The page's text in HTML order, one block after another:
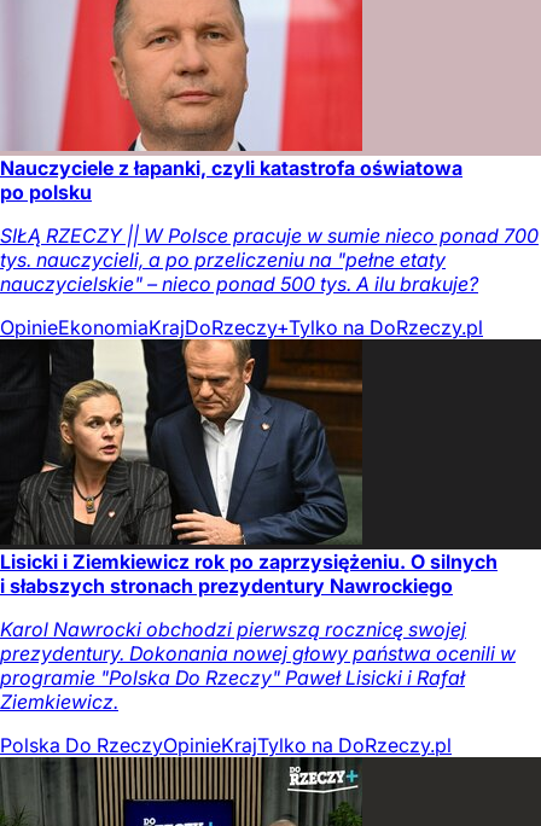
Nauczyciele z łapanki, czyli katastrofa oświatowa
po polsku
SIŁĄ RZECZY || W Polsce pracuje w sumie nieco ponad 700
tys. nauczycieli, a po przeliczeniu na "pełne etaty
nauczycielskie" – nieco ponad 500 tys. A ilu brakuje?
OpinieEkonomiaKrajDoRzeczy+Tylko na DoRzeczy.pl
Lisicki i Ziemkiewicz rok po zaprzysiężeniu. O silnych
i słabszych stronach prezydentury Nawrockiego
Karol Nawrocki obchodzi pierwszą rocznicę swojej
prezydentury. Dokonania nowej głowy państwa ocenili w
programie "Polska Do Rzeczy" Paweł Lisicki i Rafał
Ziemkiewicz.
Polska Do RzeczyOpinieKrajTylko na DoRzeczy.pl